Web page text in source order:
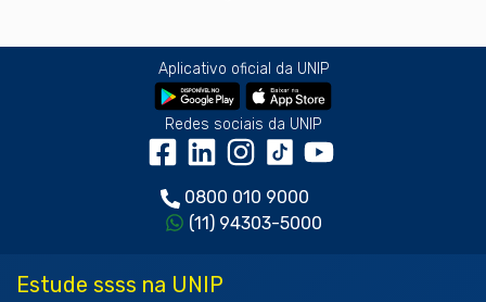
Aplicativo oficial da UNIP
Redes sociais da UNIP
0800 010 9000
(11) 94303-5000
Estude ssss na UNIP